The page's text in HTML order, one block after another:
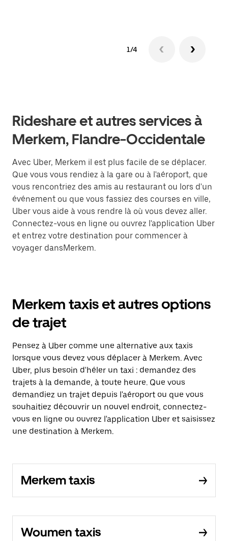
1/4
Rideshare et autres services à
Merkem, Flandre-Occidentale
Avec Uber, Merkem il est plus facile de se déplacer.
Que vous vous rendiez à la gare ou à l'aéroport, que
vous rencontriez des amis au restaurant ou lors d'un
événement ou que vous fassiez des courses en ville,
Uber vous aide à vous rendre là où vous devez aller.
Connectez-vous en ligne ou ouvrez l'application Uber
et entrez votre destination pour commencer à
voyager dansMerkem.
Merkem taxis et autres options
de trajet
Pensez à Uber comme une alternative aux taxis
lorsque vous devez vous déplacer à Merkem. Avec
Uber, plus besoin d'héler un taxi : demandez des
trajets à la demande, à toute heure. Que vous
demandiez un trajet depuis l'aéroport ou que vous
souhaitiez découvrir un nouvel endroit, connectez-
vous en ligne ou ouvrez l'application Uber et saisissez
une destination à Merkem.
Merkem taxis
Woumen taxis